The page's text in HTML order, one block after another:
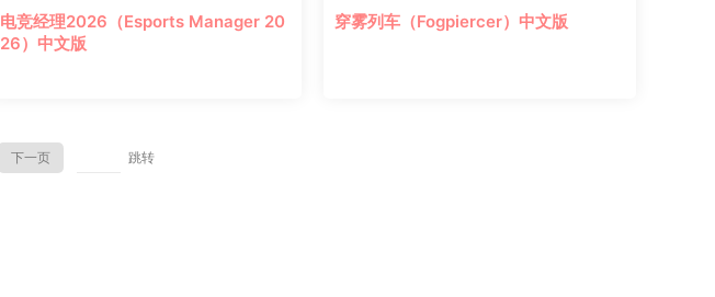
电竞经理2026（Esports Manager 20
26）中文版
穿雾列车（Fogpiercer）中文版
下一页 跳转